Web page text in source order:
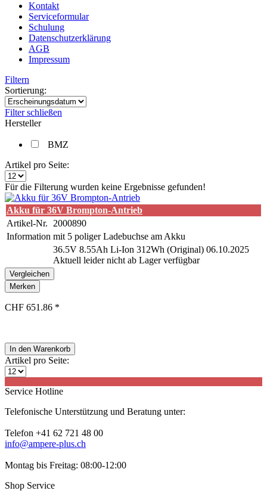
Kontakt
Serviceformular
Schulung
Datenschutzerklärung
AGB
Impressum
Filtern
Sortierung:
Filter schließen
Hersteller
BMZ
Artikel pro Seite:
Für die Filterung wurden keine Ergebnisse gefunden!
Akku für 36V Brompton-Antrieb
Artikel-Nr.
2000890
Information mit 5 poliger Ladebuchse am Akku
36.5V 8.55Ah Li-Ion 312Wh (Original) 06.10.2025
Aktuell leider nicht ab Lager verfügbar
Vergleichen
Merken
CHF 651.86 *
In den Warenkorb
Artikel pro Seite:
Service Hotline
Telefonische Unterstützung und Beratung unter:
Telefon +41 62 721 48 00
info@ampere-plus.ch
Montag bis Freitag: 08:00-12:00
Shop Service